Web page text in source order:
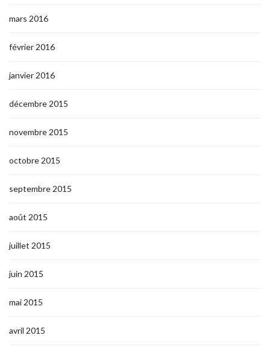
mars 2016
février 2016
janvier 2016
décembre 2015
novembre 2015
octobre 2015
septembre 2015
août 2015
juillet 2015
juin 2015
mai 2015
avril 2015